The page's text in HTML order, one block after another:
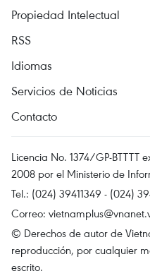
Propiedad Intelectual
RSS
Idiomas
Servicios de Noticias
Contacto
Licencia No. 1374/GP-BTTTT
2008 por el Ministerio de
Tel.: (024) 39411349 - (024)
Correo:
© Derechos de autor de
reproducción, por cualquier
escrito.